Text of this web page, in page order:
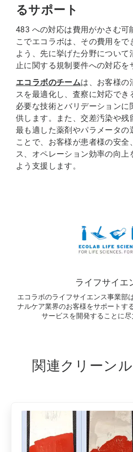
るサポート
483 への対応は費用がかさむ可
こでエコラボは、その費用をで
よう、先に挙げた分野について
止に関する規制要件への対応を
エコラボのチームは、お客様の
スを最適化し、査察に対応でき
必要な技術とバリデーションに
供します。また、交差汚染や残
最も適した薬剤やパラメータの
ことで、お客様が患者様の安全
ス、オペレーション効率の向上
よう支援します。
ライフサイエ
エコラボのライフサイエンス事業部
ナルケア業界のお客様をサポートす
サービスを開発することに尽
関連クリーン